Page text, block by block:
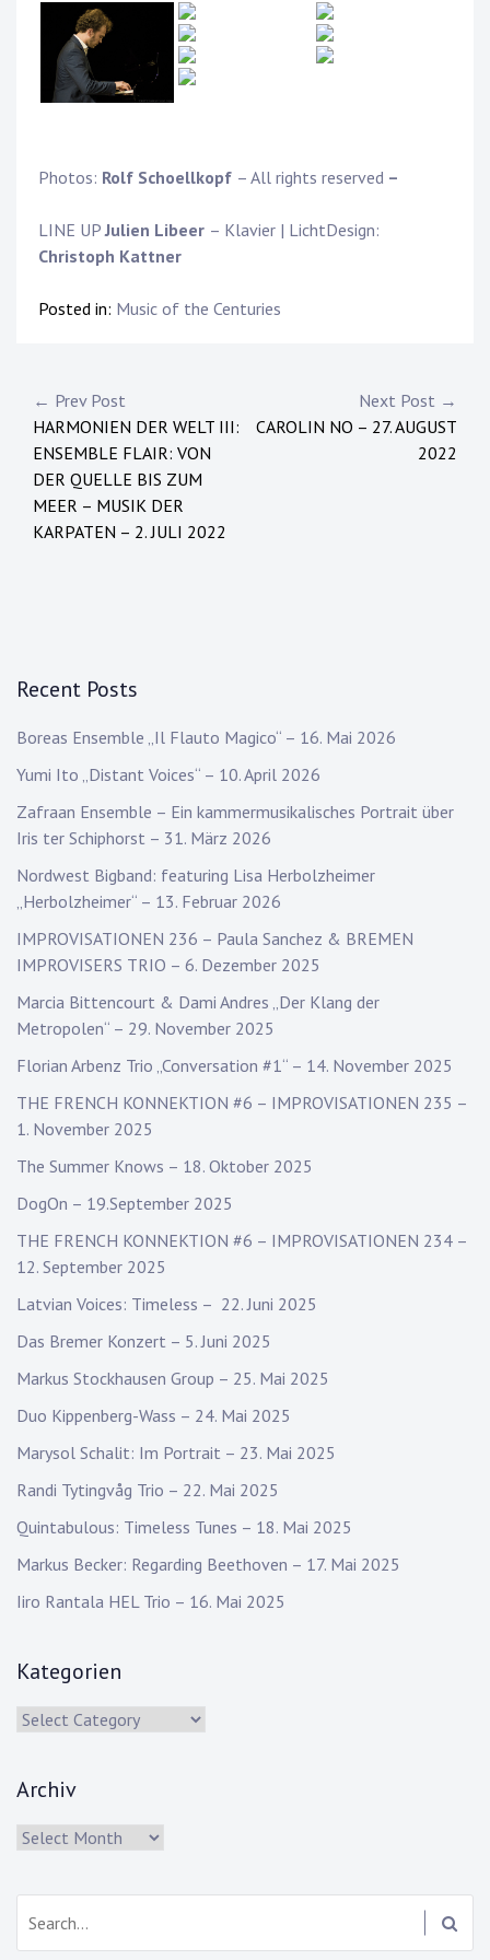
Photos: Rolf Schoellkopf – All rights reserved –
LINE UPJulien Libeer – Klavier | LichtDesign:
Christoph Kattner
Posted in: Music of the Centuries
Post
navigation
← Prev Post
HARMONIEN DER WELT III:
ENSEMBLE FLAIR: VON
DER QUELLE BIS ZUM
MEER – MUSIK DER
KARPATEN – 2. JULI 2022
Next Post →
CAROLIN NO – 27. AUGUST
2022
Recent Posts
Boreas Ensemble „Il Flauto Magico“ – 16. Mai 2026
Yumi Ito „Distant Voices“ – 10. April 2026
Zafraan Ensemble – Ein kammermusikalisches Portrait über
Iris ter Schiphorst – 31. März 2026
Nordwest Bigband: featuring Lisa Herbolzheimer
„Herbolzheimer“ – 13. Februar 2026
IMPROVISATIONEN 236 – Paula Sanchez & BREMEN
IMPROVISERS TRIO – 6. Dezember 2025
Marcia Bittencourt & Dami Andres „Der Klang der
Metropolen“ – 29. November 2025
Florian Arbenz Trio „Conversation #1“ – 14. November 2025
THE FRENCH KONNEKTION #6 – IMPROVISATIONEN 235 –
1. November 2025
The Summer Knows – 18. Oktober 2025
DogOn – 19.September 2025
THE FRENCH KONNEKTION #6 – IMPROVISATIONEN 234 –
12. September 2025
Latvian Voices: Timeless – 22. Juni 2025
Das Bremer Konzert – 5. Juni 2025
Markus Stockhausen Group – 25. Mai 2025
Duo Kippenberg-Wass – 24. Mai 2025
Marysol Schalit: Im Portrait – 23. Mai 2025
Randi Tytingvåg Trio – 22. Mai 2025
Quintabulous: Timeless Tunes – 18. Mai 2025
Markus Becker: Regarding Beethoven – 17. Mai 2025
Iiro Rantala HEL Trio – 16. Mai 2025
Kategorien
Kategorien
Archiv
Archiv